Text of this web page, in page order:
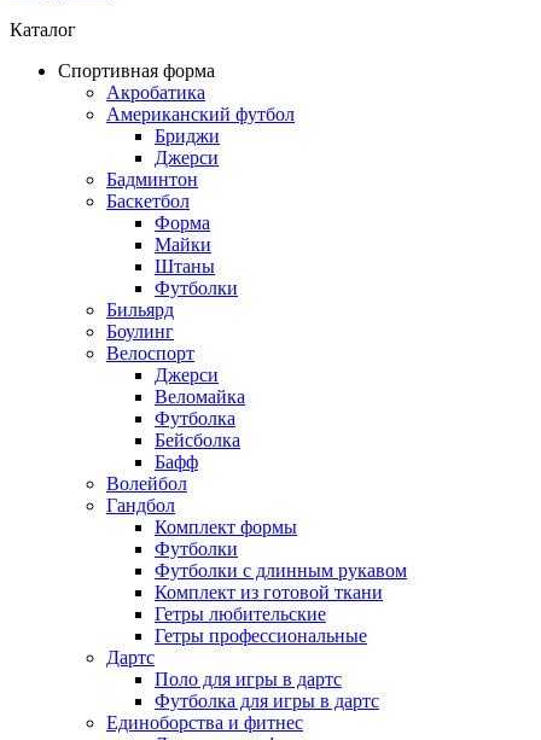
Каталог
Спортивная форма
Акробатика
Американский футбол
Бриджи
Джерси
Бадминтон
Баскетбол
Форма
Майки
Штаны
Футболки
Бильярд
Боулинг
Велоспорт
Джерси
Веломайка
Футболка
Бейсболка
Бафф
Волейбол
Гандбол
Комплект формы
Футболки
Футболки с длинным рукавом
Комплект из готовой ткани
Гетры любительские
Гетры профессиональные
Дартс
Поло для игры в дартс
Футболка для игры в дартс
Единоборства и фитнес